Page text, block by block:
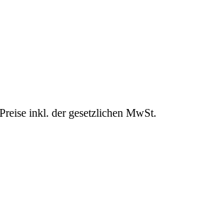
inkl. der gesetzlichen MwSt.